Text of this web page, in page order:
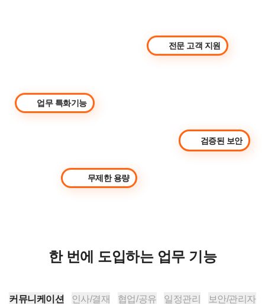
업무 특화기능
무제한 용량
전문 고객 지원
검증된 보안
한 번에 도입하는 업무 기능
커뮤니케이션 인사/결재 협업/공유 일정관리 보안/관리자